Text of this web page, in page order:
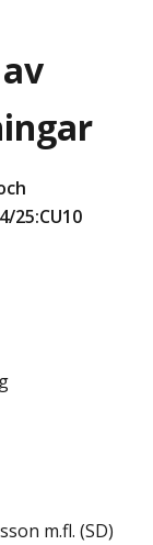
25:CU10
m.fl. (SD)